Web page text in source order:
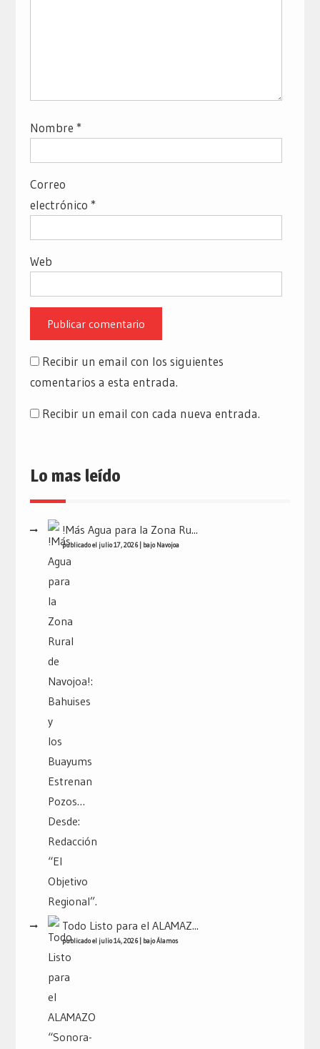
Nombre *
Correo
electrónico *
Web
Recibir un email con los siguientes
comentarios a esta entrada.
Recibir un email con cada nueva entrada.
Lo mas leído
!Más Agua para la Zona Ru...
publicado el julio 17, 2026| bajoNavojoa
Todo Listo para el ALAMAZ...
publicado el julio 14, 2026| bajoÁlamos